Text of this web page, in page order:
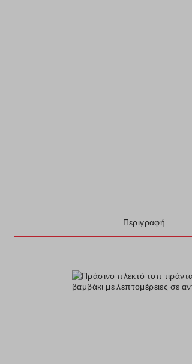
Περιγραφή